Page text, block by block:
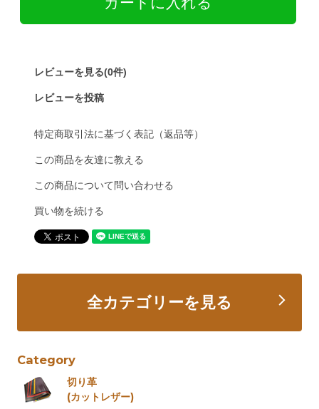
レビューを見る(0件)
レビューを投稿
特定商取引法に基づく表記（返品等）
この商品を友達に教える
この商品について問い合わせる
買い物を続ける
全カテゴリーを見る
Category
切り革
(カットレザー)